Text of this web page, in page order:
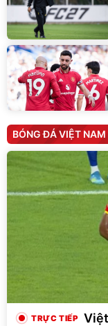
BÓNG ĐÁ VIỆT NAM